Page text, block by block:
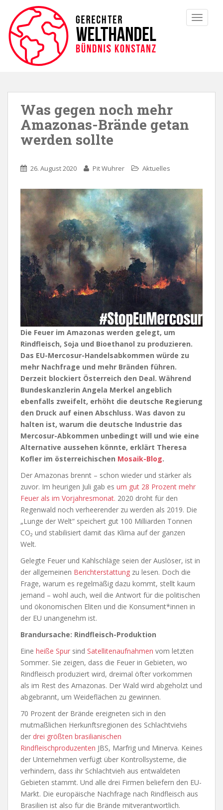
Was gegen noch mehr
Amazonas-Brände getan
werden sollte
26. August 2020 Pit Wuhrer Aktuelles
Die Feuer im Amazonas werden gelegt, um
Rindfleisch, Soja und Bioethanol zu produzieren.
Das EU-Mercosur-Handelsabkommen würde zu
mehr Nachfrage und mehr Bränden führen.
Derzeit blockiert Österreich den Deal. Während
Bundeskanzlerin Angela Merkel angeblich
ebenfalls zweifelt, erhöht die deutsche Regierung
den Druck auf einen Abschluss. Was davon zu
halten ist, warum die deutsche Industrie das
Mercosur-Abkommen unbedingt will und wie eine
Alternative aussehen könnte, erklärt Theresa
Kofler im österreichischen Mosaik-Blog.
Der Amazonas brennt – schon wieder und stärker als
zuvor. Im heurigen Juli gab es um gut 28 Prozent mehr
Feuer als im Vorjahresmonat. 2020 droht für den
Regenwald noch verheerender zu werden als 2019. Die
„Lunge der Welt“ speichert gut 100 Milliarden Tonnen
CO₂ und stabilisiert damit das Klima auf der ganzen
Welt.
Gelegte Feuer und Kahlschläge seien der Auslöser, ist in
der allgemeinen Berichterstattung zu lesen. Doch die
Frage, warum es regelmäßig dazu kommt, stellt kaum
jemand – wohl auch, weil die Antwort für die politischen
und ökonomischen Eliten und die Konsument*innen in
der EU unangenehm ist.
Brandursache: Rindfleisch-Produktion
Eine heiße Spur sind Satellitenaufnahmen vom letzten
Sommer. Sie zeigen, dass die Feuer in Gebieten, wo
Rindfleisch produziert wird, dreimal öfter vorkommen
als im Rest des Amazonas. Der Wald wird abgeholzt und
abgebrannt, um Weideflächen zu gewinnen.
70 Prozent der Brände ereigneten sich in den
mutmaßlichen Herkunftsregionen des Schlachtviehs
der drei größten brasilianischen
Rindfleischproduzenten JBS, Marfrig und Minerva. Keines
der Unternehmen verfügt über Kontrollsysteme, die
verhindern, dass ihr Schlachtvieh aus entwaldeten
Gebieten stammt. Und alle drei Firmen beliefern den EU-
Markt. Die europäische Nachfrage nach Rindfleisch aus
Brasilien ist also für die Brände mitverantwortlich.